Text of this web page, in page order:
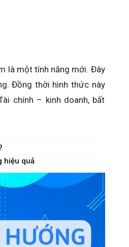
là một tính năng mới. Đây
Đồng thời hình thức này
chính – kinh doanh, bất
hiệu quả